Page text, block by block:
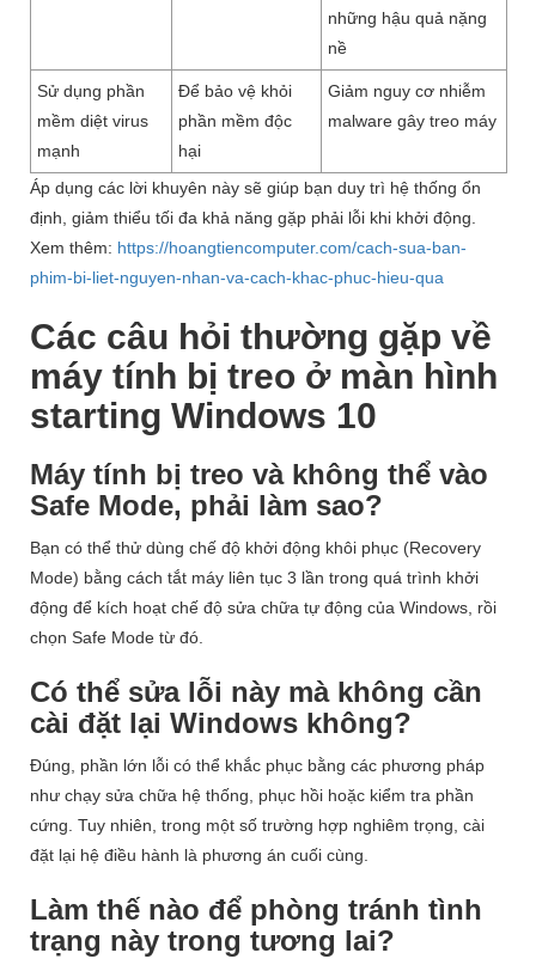
những hậu quả nặng
nề
Sử dụng phần
mềm diệt virus
mạnh
Để bảo vệ khỏi
phần mềm độc
hại
Giảm nguy cơ nhiễm
malware gây treo máy
Áp dụng các lời khuyên này sẽ giúp bạn duy trì hệ thống ổn
định, giảm thiểu tối đa khả năng gặp phải lỗi khi khởi động.
Xem thêm: https://hoangtiencomputer.com/cach-sua-ban-
phim-bi-liet-nguyen-nhan-va-cach-khac-phuc-hieu-qua
Các câu hỏi thường gặp về
máy tính bị treo ở màn hình
starting Windows 10
Máy tính bị treo và không thể vào
Safe Mode, phải làm sao?
Bạn có thể thử dùng chế độ khởi động khôi phục (Recovery
Mode) bằng cách tắt máy liên tục 3 lần trong quá trình khởi
động để kích hoạt chế độ sửa chữa tự động của Windows, rồi
chọn Safe Mode từ đó.
Có thể sửa lỗi này mà không cần
cài đặt lại Windows không?
Đúng, phần lớn lỗi có thể khắc phục bằng các phương pháp
như chạy sửa chữa hệ thống, phục hồi hoặc kiểm tra phần
cứng. Tuy nhiên, trong một số trường hợp nghiêm trọng, cài
đặt lại hệ điều hành là phương án cuối cùng.
Làm thế nào để phòng tránh tình
trạng này trong tương lai?